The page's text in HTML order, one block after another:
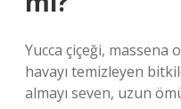
Yucca çiçeği, massena
havayı temizleyen
almayı seven, uzun